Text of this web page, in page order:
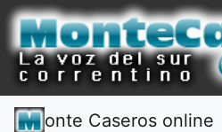
onte Caseros online